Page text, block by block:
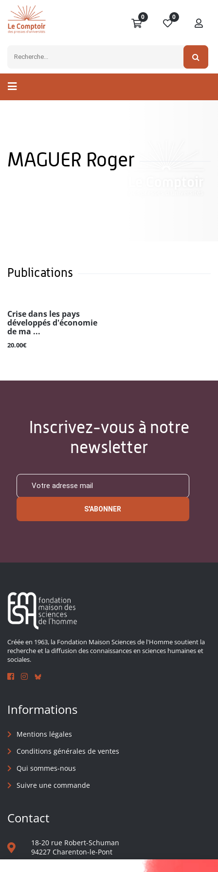
0 0
MAGUER Roger
Publications
Crise dans les pays
développés d'économie
de ma ...
20.00€
Inscrivez-vous à notre
newsletter
S'ABONNER
Créée en 1963, la Fondation Maison Sciences de l'Homme soutient la
recherche et la diffusion des connaissances en sciences humaines et
sociales.
Informations
Mentions légales
Conditions générales de ventes
Qui sommes-nous
Suivre une commande
Contact
18-20 rue Robert-Schuman
94227 Charenton-le-Pont